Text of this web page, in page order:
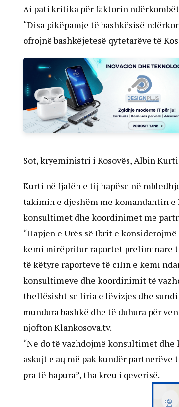
Ai pati kritika për faktorin
“Disa pikëpamje të bashkësisë
ofrojnë bashkëjetesë qytetarëve të
Sot, kryeministri i Kosovës, Albin
Kurti në fjalën e tij hapëse në
takimin e djeshëm me komandantin e
konsultimet dhe koordinimet me
“Hapjen e Urës së Ibrit e
kemi mirëpritur raportet preliminare
të këtyre raporteve të cilin e kemi
konsultimeve dhe koordinimit të
thellësisht se liria e lëvizjes dhe
mundura bashkë dhe të duhura për
njofton Klankosova.tv.
“Ne do të vazhdojmë konsultimet
askujt e aq më pak kundër partnerëve
pra të hapura”, tha kreu i qeverisë.